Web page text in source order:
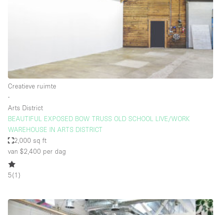
delen
Advertentieruimte
Atelier / Werkplaats
Boetiek / Winkel
Boot
Creatieve ruimte
Creatieve ruimte
∙
Arts District
BEAUTIFUL EXPOSED BOW TRUSS OLD SCHOOL LIVE/WORK
WAREHOUSE IN ARTS DISTRICT
2,000 sq ft
van $2,400 per dag
5(1 )